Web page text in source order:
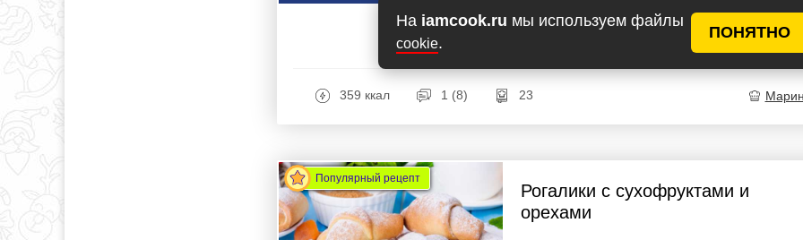
На iamcook.ru мы используем файлы
cookie.
ПОНЯТНО
Ванилин - 1 г
Соль - маленькая щепотка
359 ккал 1 (8) 23
Популярный рецепт
Рогалики с сухофруктами и
орехами